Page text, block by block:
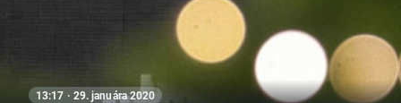
13:17 · 29. januára 2020